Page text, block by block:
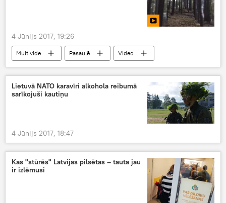
4 Jūnijs 2017, 19:26
Multivide Pasaulē Video
Lietuvā NATO karavīri alkohola reibumā
sarīkojuši kautiņu
4 Jūnijs 2017, 18:47
Kas "stūrēs" Latvijas pilsētas – tauta jau
ir izlēmusi